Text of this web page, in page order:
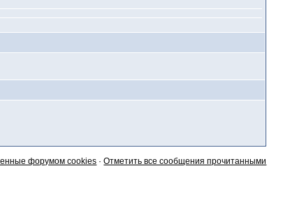
форумом cookies ·Отметить все сообщения прочитанными